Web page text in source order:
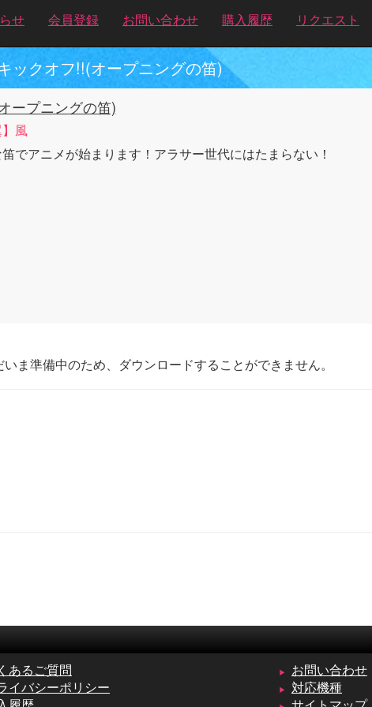
せ 会員登録 お問い合わせ 購入履歴 リクエスト
ックオフ!!(オープニングの笛)
ープニングの笛)
】風
でアニメが始まります！アラサー世代にはたまらない！
ま準備中のため、ダウンロードすることができません。
あるご質問
お問い合わせ
イバシーポリシー
対応機種